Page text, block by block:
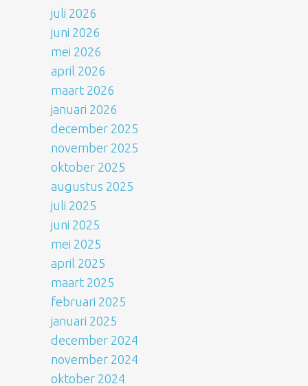
juli 2026
juni 2026
mei 2026
april 2026
maart 2026
januari 2026
december 2025
november 2025
oktober 2025
augustus 2025
juli 2025
juni 2025
mei 2025
april 2025
maart 2025
februari 2025
januari 2025
december 2024
november 2024
oktober 2024